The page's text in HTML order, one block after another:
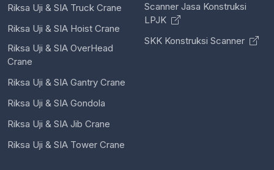
Riksa Uji & SIA Truck Crane
Riksa Uji & SIA Hoist Crane
Riksa Uji & SIA OverHead
Crane
Riksa Uji & SIA Gantry Crane
Riksa Uji & SIA Gondola
Riksa Uji & SIA Jib Crane
Riksa Uji & SIA Tower Crane
Scanner Jasa Konstruksi
LPJK
SKK Konstruksi Scanner